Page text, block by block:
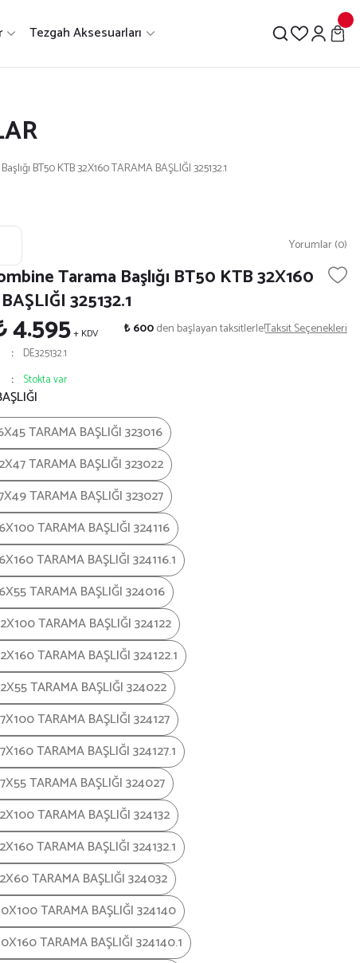
Tezgah Aksesuarları
BT50 KTB 32X160 TARAMA BAŞLIĞI 325132.1
Yorumlar (0)
Tarama Başlığı BT50 KTB 32X160
325132.1
4.595+ KDV ₺ 600den başlayan taksitlerle!Taksit Seçenekleri
DE325132.1
Stokta var
TARAMA BAŞLIĞI 323016
TARAMA BAŞLIĞI 323022
TARAMA BAŞLIĞI 323027
TARAMA BAŞLIĞI 324116
TARAMA BAŞLIĞI 324116.1
TARAMA BAŞLIĞI 324016
TARAMA BAŞLIĞI 324122
TARAMA BAŞLIĞI 324122.1
TARAMA BAŞLIĞI 324022
TARAMA BAŞLIĞI 324127
TARAMA BAŞLIĞI 324127.1
TARAMA BAŞLIĞI 324027
TARAMA BAŞLIĞI 324132
TARAMA BAŞLIĞI 324132.1
TARAMA BAŞLIĞI 324032
TARAMA BAŞLIĞI 324140
TARAMA BAŞLIĞI 324140.1